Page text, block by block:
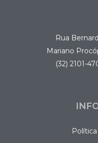
Rua
Mariano
(32) 2101-